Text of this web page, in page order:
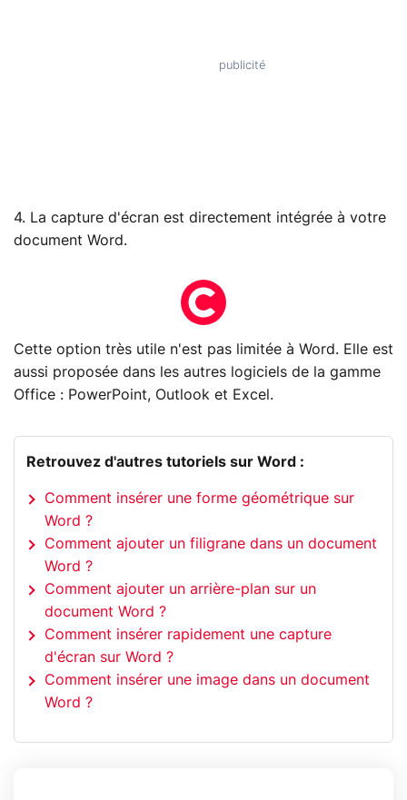
4. La capture d'écran est directement intégrée à votre
document Word.
Cette option très utile n'est pas limitée à Word. Elle est
aussi proposée dans les autres logiciels de la gamme
Office : PowerPoint, Outlook et Excel.
Retrouvez d'autres tutoriels sur Word :
Comment insérer une forme géométrique sur
Word ?
Comment ajouter un filigrane dans un document
Word ?
Comment ajouter un arrière-plan sur un
document Word ?
Comment insérer rapidement une capture
d'écran sur Word ?
Comment insérer une image dans un document
Word ?